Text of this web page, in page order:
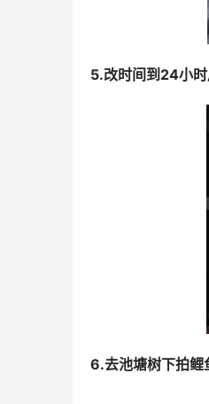
5.改时间到24小
6.去池塘树下拍鲤